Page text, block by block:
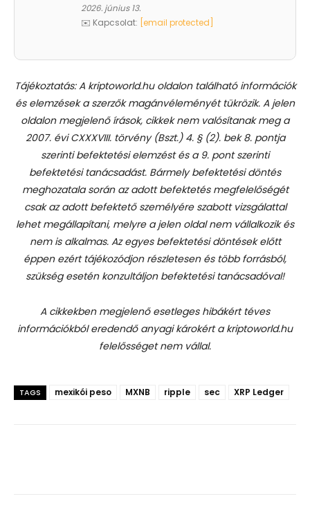
2026. június 13.
✉️ Kapcsolat:
[email protected]
Tájékoztatás: A kriptoworld.hu oldalon található információk
és elemzések a szerzők magánvéleményét tükrözik. A jelen
oldalon megjelenő írások, cikkek nem valósítanak meg a
2007. évi CXXXVIII. törvény (Bszt.) 4. § (2). bek 8. pontja
szerinti befektetési elemzést és a 9. pont szerinti
befektetési tanácsadást. Bármely befektetési döntés
meghozatala során az adott befektetés megfelelőségét
csak az adott befektető személyére szabott vizsgálattal
lehet megállapítani, melyre a jelen oldal nem vállalkozik és
nem is alkalmas. Az egyes befektetési döntések előtt
éppen ezért tájékozódjon részletesen és több forrásból,
szükség esetén konzultáljon befektetési tanácsadóval!
A cikkekben megjelenő esetleges hibákért téves
információkból eredendő anyagi károkért a kriptoworld.hu
felelősséget nem vállal.
TAGS mexikói peso MXNB ripple sec XRP Ledger